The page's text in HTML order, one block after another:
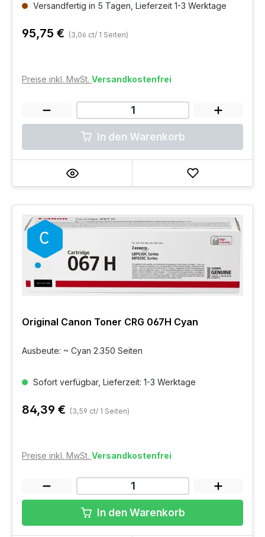
Versandfertig in 5 Tagen, Lieferzeit 1-3 Werktage
95,75 € (3,06 ct/ 1 Seiten)
Preise inkl. MwSt. Versandkostenfrei
In den Warenkorb
Original Canon Toner CRG 067H Cyan
Ausbeute: ~ Cyan 2.350 Seiten
Sofort verfügbar, Lieferzeit: 1-3 Werktage
84,39 € (3,59 ct/ 1 Seiten)
Preise inkl. MwSt. Versandkostenfrei
In den Warenkorb